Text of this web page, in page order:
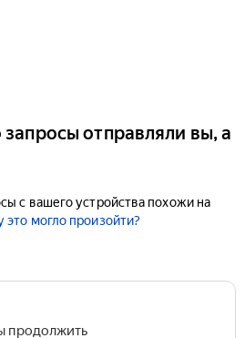
отправляли вы, а
с вашего устройства похожи на
это могло произойти?
продолжить